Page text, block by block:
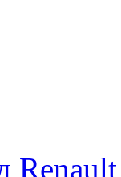
Renault